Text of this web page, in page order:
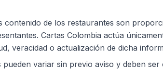
contenido de los restaurantes son
Cartas Colombia actúa
veracidad o actualización de dicha
variar sin previo aviso y deben ser